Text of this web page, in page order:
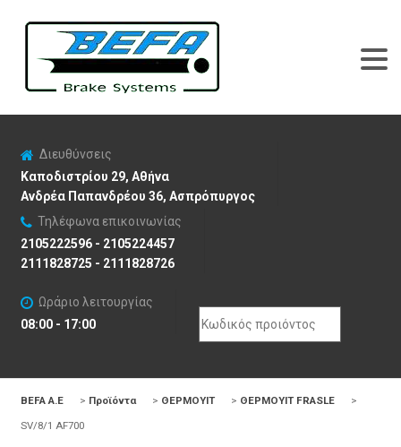
Διευθύνσεις
Καποδιστρίου 29, Αθήνα
Ανδρέα Παπανδρέου 36, Ασπρόπυργος
Τηλέφωνα επικοινωνίας
2105222596 - 2105224457
2111828725 - 2111828726
Ωράριο λειτουργίας
08:00 - 17:00
Search
for:
BEFA Α.Ε > Προϊόντα > ΘΕΡΜΟΥΙΤ > ΘΕΡΜΟΥΙΤ FRASLE
>
SV/8/1 AF700